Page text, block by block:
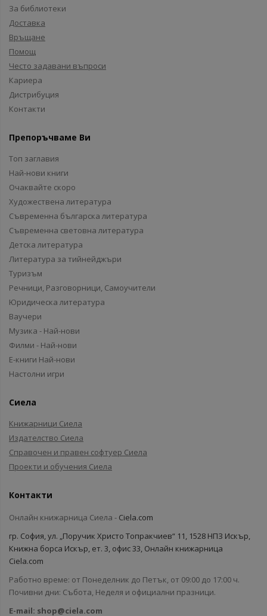
За библиотеки
Доставка
Връщане
Помощ
Често задавани въпроси
Кариера
Дистрибуция
Контакти
Препоръчваме Ви
Топ заглавия
Най-нови книги
Очаквайте скоро
Художествена литература
Съвременна българска литература
Съвременна световна литература
Детска литература
Литература за тийнейджъри
Туризъм
Речници, Разговорници, Самоучители
Юридическа литература
Ваучери
Музика - Най-нови
Филми - Най-нови
Е-книги Най-нови
Настолни игри
Сиела
Книжарници Сиела
Издателство Сиела
Справочен и правен софтуер Сиела
Проекти и обучения Сиела
Контакти
Онлайн книжарница Сиела - Ciela.com
гр. София, ул. „Поручик Христо Топракчиев“ 11, 1528 НПЗ Искър,
Книжна борса Искър, ет. 3, офис 33, Онлайн книжарница
Ciela.com
Работно време: от Понеделник до Петък, от 09:00 до 17:00 ч.
Почивни дни: Събота, Неделя и официални празници.
E-mail: shop@ciela.com